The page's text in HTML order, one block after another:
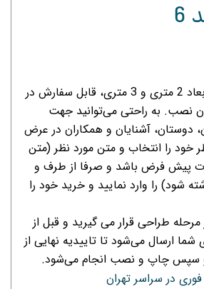
بنر تسلیت کد 6 در دو ابعاد 2 متری و 3 متری، قابل سفارش در
نصب. به راحتی می‌توانید جهت
آشنایان و همکاران در عرض
خود را انتخاب و متن مورد نظر (متن
پیش فرض باشد و صرفا از طرف و
شود) را وارد نمایید و خرید خود را
طراحی قرار می گیرید و قبل از
ارسال می‌شود تا تاییدیه نهایی از
و سپس چاپ و نصب انجام می‌شود.
در سراسر تهران